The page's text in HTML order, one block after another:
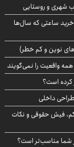
شهری و روستایی
ساعتی که سال‌ها
نوین و کم خطر)
واقعیت را نمی‌گویند
داخلی
فیش حقوقی و نکات
شما مناسب‌تر است؟